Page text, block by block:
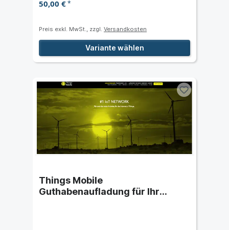
50,00 €*
Preis exkl. MwSt., zzgl. Versandkosten
Variante wählen
Things Mobile
Guthabenaufladung für Ihr